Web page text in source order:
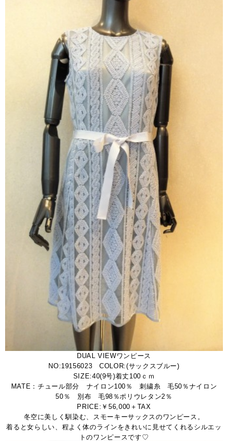
DUAL VIEWワンピース
NO:19156023 COLOR:(サックスブルー)
SIZE:40(9号)着丈100ｃｍ
MATE：チュール部分 ナイロン100％ 刺繍糸 毛50％ナイロン
50％ 別布 毛98％ポリウレタン2％
PRICE:￥56,000＋TAX
冬空に美しく馴染む、スモーキーサックスのワンピース。
着ると女らしい、程よく体のラインをきれいに見せてくれるシルエッ
トのワンピースです♡